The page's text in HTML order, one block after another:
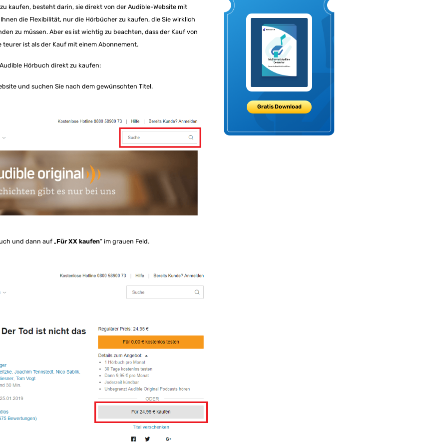
kaufen, besteht darin, sie direkt von der Audible-Website mit
die Flexibilität, nur die Hörbücher zu kaufen, die Sie wirklich
zu müssen. Aber es ist wichtig zu beachten, dass der Kauf von
ist als der Kauf mit einem Abonnement.
Hörbuch direkt zu kaufen:
und suchen Sie nach dem gewünschten Titel.
und dann auf „Für XX kaufen“ im grauen Feld.
Gratis Download